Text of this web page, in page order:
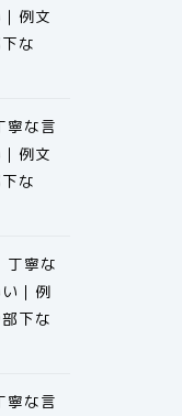
例文
な
寧な言
例文
な
丁寧な
｜例
下な
寧な言